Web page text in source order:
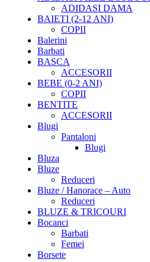
ADIDASI DAMA
BAIETI (2-12 ANI)
COPII
Balerini
Barbati
BASCA
ACCESORII
BEBE (0-2 ANI)
COPII
BENTITE
ACCESORII
Blugi
Pantaloni
Blugi
Bluza
Bluze
Reduceri
Bluze / Hanorace – Auto
Reduceri
BLUZE & TRICOURI
Bocanci
Barbati
Femei
Borsete